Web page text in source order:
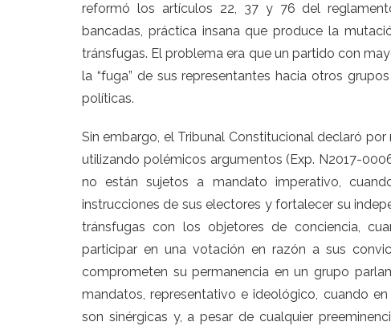
reformó los artículos 22, 37 y 76 del
bancadas, práctica insana que produce la
tránsfugas. El problema era que un partido con
la “fuga” de sus representantes hacia otros
políticas.
Sin embargo, el Tribunal Constitucional declaró
utilizando polémicos argumentos (Exp. Nﹾ0006-2017-PI), entre ellos: (1) aludir que los parlamentarios
no están sujetos a mandato imperativo,
instrucciones de sus electores y fortalecer su
tránsfugas con los objetores de conciencia,
participar en una votación en razón a sus
comprometen su permanencia en un grupo
mandatos, representativo e ideológico, cuando
son sinérgicas y, a pesar de cualquier